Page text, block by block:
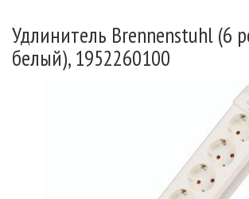
Удлинитель Brennenstuhl (6
белый), 1952260100